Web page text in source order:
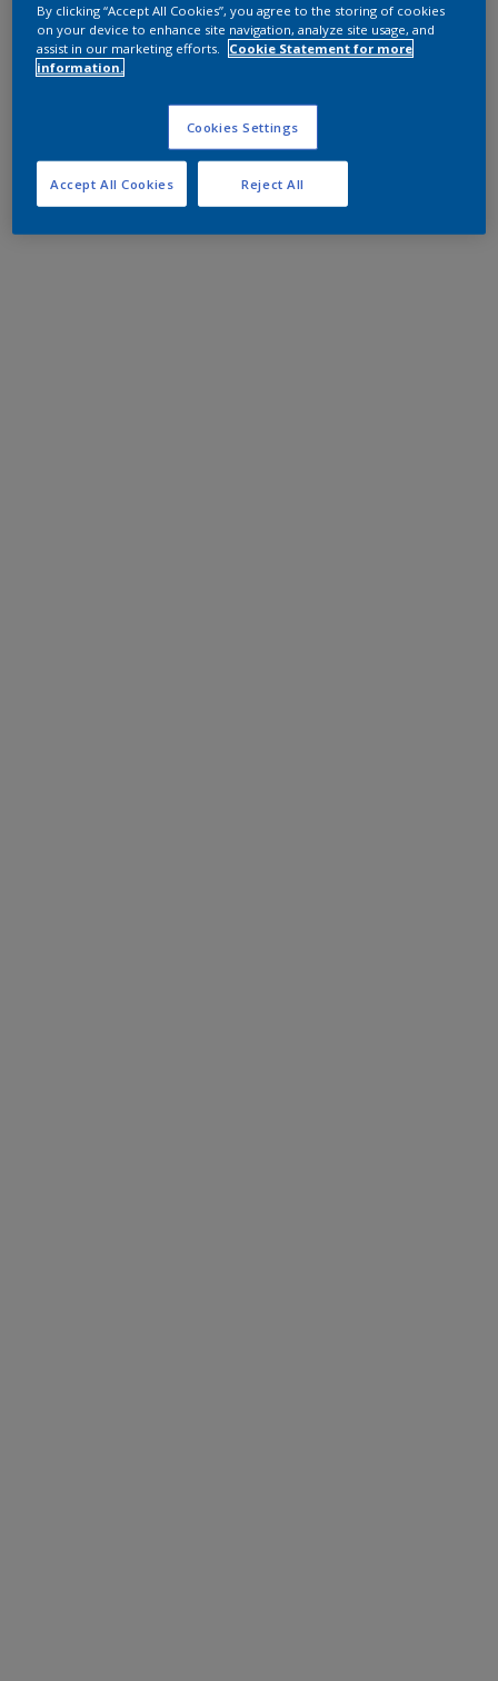
By clicking “Accept All Cookies”, you agree to the storing of cookies
on your device to enhance site navigation, analyze site usage, and
assist in our marketing efforts.
Cookie Statement for more
information.
Cookies Settings
Reject All
Accept All Cookies